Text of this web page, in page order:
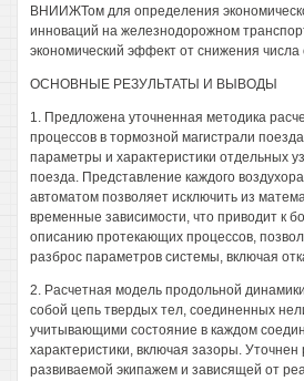
ВНИИЖТом для определения
инноваций на железнодорожном
экономический эффект от снижения числа
ОСНОВНЫЕ РЕЗУЛЬТАТЫ И ВЫВОДЫ
1. Предложена уточненная методика
процессов в тормозной магистрали
параметры и характеристики отдельных
поезда. Представление каждого
автоматом позволяет исключить из
временные зависимости, что приводит к
описанию протекающих процессов,
разброс параметров системы, включая
2. Расчетная модель продольной
собой цепь твердых тел, соединенных
учитывающими состояние в каждом
характеристики, включая зазоры.
развиваемой экипажем и зависящей от